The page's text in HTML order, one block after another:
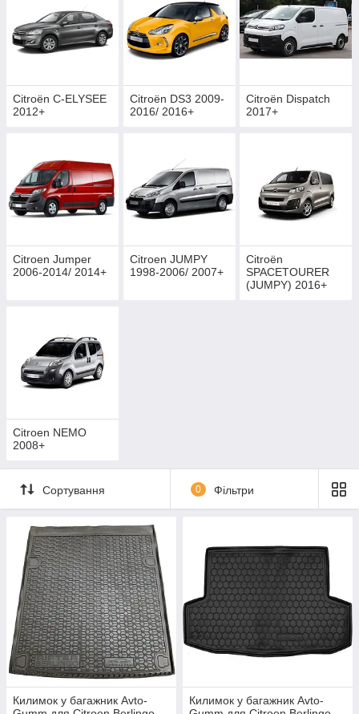
Citroën C-ELYSEE
2012+
Citroën DS3 2009-
2016/ 2016+
Citroën Dispatch
2017+
Citroen Jumper
2006-2014/ 2014+
Citroen JUMPY
1998-2006/ 2007+
Citroën
SPACETOURER
(JUMPY) 2016+
Citroen NEMO
2008+
Сортування 0 Фільтри
Килимок у багажник Avto-
Килимок у багажник Avto-